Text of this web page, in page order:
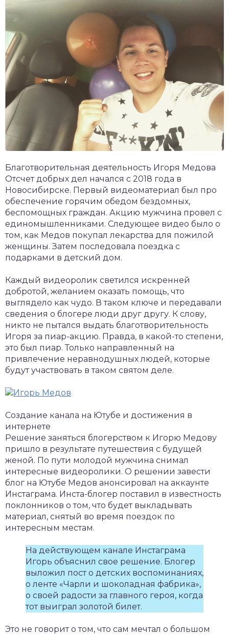
Благотворительная деятельность Игоря Медова
Отсчет добрых дел начался с 2018 года в
Новосибирске. Первый видеоматериал был про
обеспечение горячим обедом бездомных,
беспомощных граждан. Акцию мужчина провел с
единомышленниками. Следующее видео было о
том, как Медов покупал лекарства для пожилой
женщины. Затем последовала поездка с
подарками в детский дом.
Каждый видеоролик светился искренней
добротой, желанием оказать помощь, что
выглядело как чудо. В таком ключе и передавали
сведения о блогере люди друг другу. К слову,
никто не пытался выдать благотворительность
Игоря за пиар-акцию. Правда, в какой-то степени,
это был пиар. Только направленный на
привлечение неравнодушных людей, которые
будут участвовать в таком святом деле.
Создание канала на Ютубе и достижения в
интернете
Решение заняться блогерством к Игорю Медову
пришло в результате путешествия с будущей
женой. По пути молодой мужчина снимал
интересные видеоролики. О решении завести
блог на Ютубе Медов анонсировал на аккаунте
Инстаграма. Инста-блогер поставил в известность
поклонников о том, что будет выкладывать
материал, снятый во время поездок по
интересным местам.
На действующем канале Инстаграма
Игорь объяснил свое решение. Блогер
выложил пост о детских воспоминаниях,
о ленте «Чарли и шоколадная фабрика»,
о своей радости за главного героя, когда
тот выиграл золотой билет.
Это не говорит о том, что сам мечтал о большом